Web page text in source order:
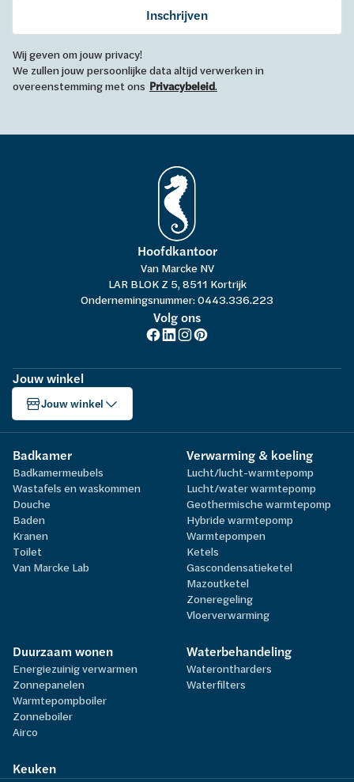
Inschrijven
Wij geven om jouw privacy!
We zullen jouw persoonlijke data altijd verwerken in
overeenstemming met ons Privacybeleid.
Hoofdkantoor
Van Marcke NV
LAR BLOK Z 5, 8511 Kortrijk
Ondernemingsnummer: 0443.336.223
Volg ons
Jouw winkel
Jouw winkel
Badkamer
Badkamermeubels
Wastafels en waskommen
Douche
Baden
Kranen
Toilet
Van Marcke Lab
Verwarming & koeling
Lucht/lucht-warmtepomp
Lucht/water warmtepomp
Geothermische warmtepomp
Hybride warmtepomp
Warmtepompen
Ketels
Gascondensatieketel
Mazoutketel
Zoneregeling
Vloerverwarming
Duurzaam wonen
Energiezuinig verwarmen
Zonnepanelen
Warmtepompboiler
Zonneboiler
Airco
Waterbehandeling
Waterontharders
Waterfilters
Keuken